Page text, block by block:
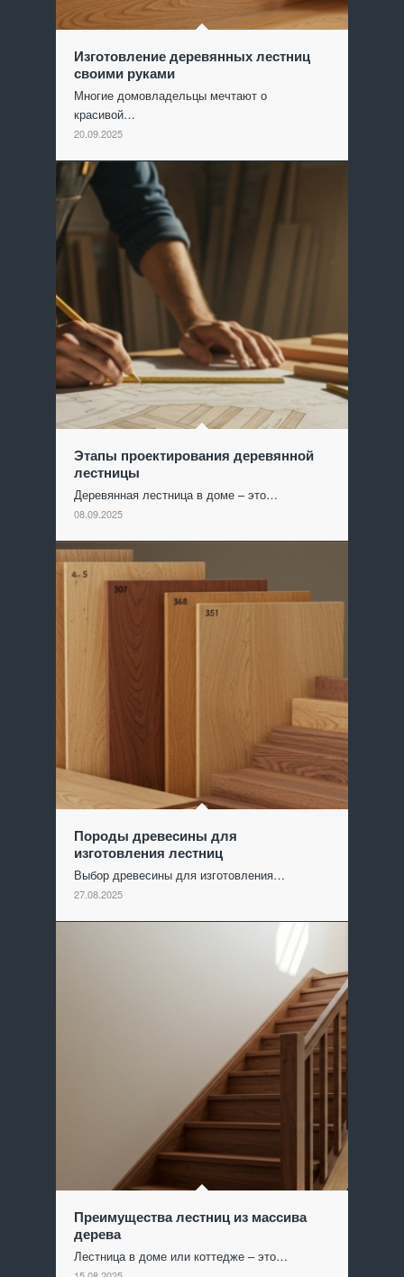
Изготовление деревянных лестниц
своими руками
Многие домовладельцы мечтают о
красивой…
20.09.2025
Этапы проектирования деревянной
лестницы
Деревянная лестница в доме – это…
08.09.2025
Породы древесины для
изготовления лестниц
Выбор древесины для изготовления…
27.08.2025
Преимущества лестниц из массива
дерева
Лестница в доме или коттедже – это…